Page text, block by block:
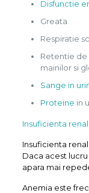
Disfunctie
Greata
Respiratie
Retentie de
mainilor si
Sange in
Proteine ​​in
Insuficienta
Insuficienta
Daca acest
apara mai
Anemia este